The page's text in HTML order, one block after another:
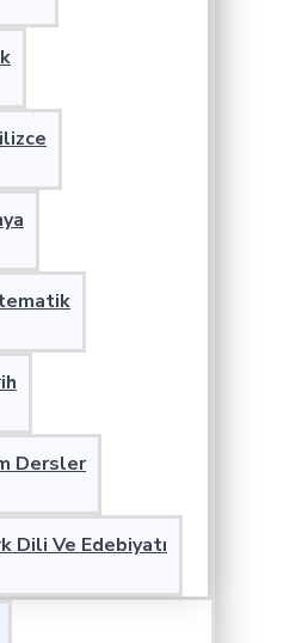
Dersler
Dili Ve Edebiyatı